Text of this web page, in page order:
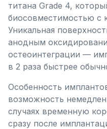
титана Grade 4,
биосовместимостью с
Уникальная
анодным
остеоинтеграции —
в 2 раза быстрее
Особенность
возможность
случаях временную
сразу после